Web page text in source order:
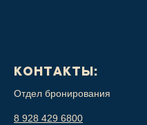
КОНТАКТЫ:
Отдел бронирования
8 928 429 6800